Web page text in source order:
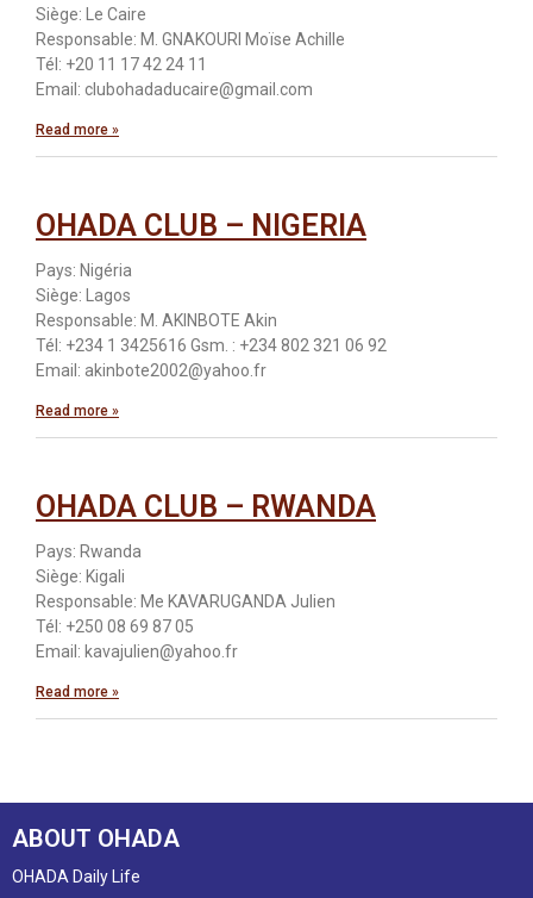
Siège: Le Caire
Responsable: M. GNAKOURI Moïse Achille
Tél: +20 11 17 42 24 11
Email: clubohadaducaire@gmail.com
Read more »
OHADA CLUB – NIGERIA
Pays: Nigéria
Siège: Lagos
Responsable: M. AKINBOTE Akin
Tél: +234 1 3425616 Gsm. : +234 802 321 06 92
Email: akinbote2002@yahoo.fr
Read more »
OHADA CLUB – RWANDA
Pays: Rwanda
Siège: Kigali
Responsable: Me KAVARUGANDA Julien
Tél: +250 08 69 87 05
Email: kavajulien@yahoo.fr
Read more »
ABOUT OHADA
OHADA Daily Life